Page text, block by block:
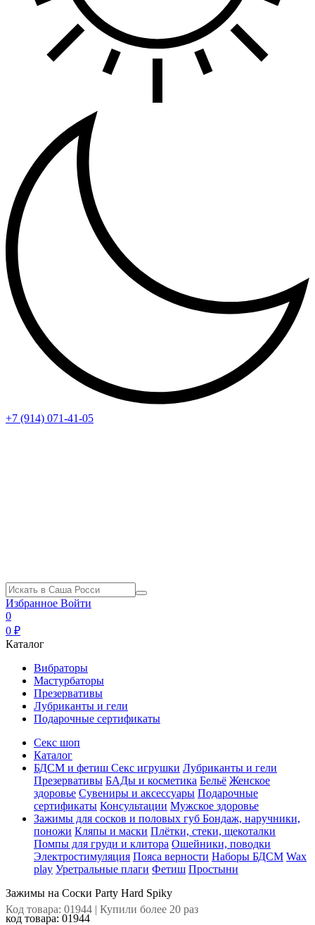
+7 (914) 071-41-05
Избранное Войти
0
0 ₽
Каталог
Вибраторы
Мастурбаторы
Презервативы
Лубриканты и гели
Подарочные сертификаты
Секс шоп
Каталог
БДСМ и фетиш Секс игрушки Лубриканты и гели
Презервативы БАДы и косметика Бельё Женское
здоровье Сувениры и аксессуары Подарочные
сертификаты Консультации Мужское здоровье
Зажимы для сосков и половых губ Бондаж, наручники,
поножи Кляпы и маски Плётки, стеки, щекоталки
Помпы для груди и клитора Ошейники, поводки
Электростимуляция Пояса верности Наборы БДСМ Wax
play Уретральные плаги Фетиш Простыни
Зажимы на Cоски Party Hard Spiky
Код товара: 01944 | Купили более 20 раз
код товара: 01944